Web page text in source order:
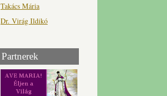
Takács Mária
Dr. Virág Ildikó
Partnerek